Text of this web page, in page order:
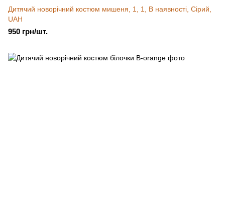
Дитячий новорічний костюм мишеня, 1, 1, В наявності, Сірий,
UAH
950 грн/шт.